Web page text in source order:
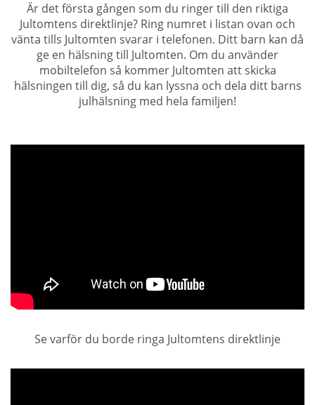
Är det första gången som du ringer till den riktiga
Jultomtens direktlinje? Ring numret i listan ovan och
vänta tills Jultomten svarar i telefonen. Ditt barn kan då
ge en hälsning till Jultomten. Om du använder
mobiltelefon så kommer Jultomten att skicka
hälsningen till dig, så du kan lyssna och dela ditt barns
julhälsning med hela familjen!
Se varför du borde ringa Jultomtens direktlinje